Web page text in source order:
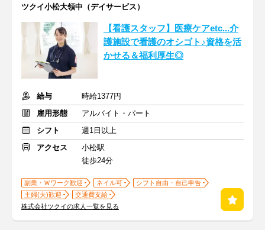
ツクイ小松大領中（デイサービス）
【看護スタッフ】医療ケアetc...介
護施設で看護のオシゴト♪資格を活
かせる＆福利厚生◎
給与
時給1377円
雇用形態
アルバイト・パート
シフト
週1日以上
アクセス
小松駅
徒歩24分
副業・Ｗワーク歓迎 ネイル可
シフト自由・自己申告
主婦(夫)歓迎
交通費支給
株式会社ツクイの求人一覧を見る